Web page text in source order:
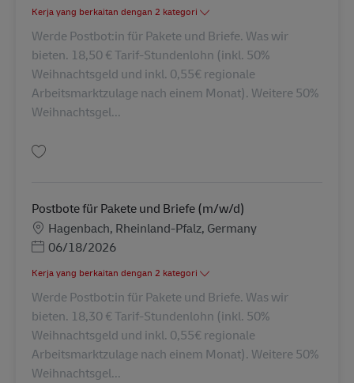
Kerja yang berkaitan dengan 2 kategori
Werde Postbot:in für Pakete und Briefe. Was wir
bieten. 18,50 € Tarif-Stundenlohn (inkl. 50%
Weihnachtsgeld und inkl. 0,55€ regionale
Arbeitsmarktzulage nach einem Monat). Weitere 50%
Weihnachtsgel...
Postbote für Pakete und Briefe (m/w/d)
LokasiHagenbach, Rheinland-Pfalz, Germany
Posted Date
06/18/2026
Kerja yang berkaitan dengan 2 kategori
Werde Postbot:in für Pakete und Briefe. Was wir
bieten. 18,30 € Tarif-Stundenlohn (inkl. 50%
Weihnachtsgeld und inkl. 0,55€ regionale
Arbeitsmarktzulage nach einem Monat). Weitere 50%
Weihnachtsgel...